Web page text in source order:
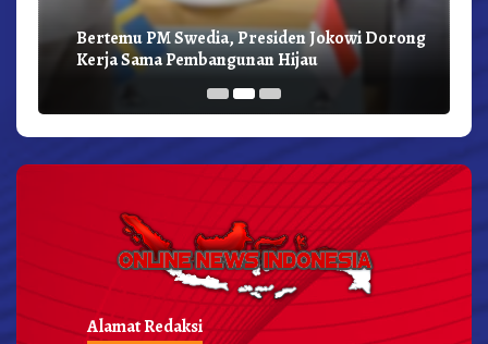
Bertemu PM Swedia, Presiden Jokowi Dorong
Kerja Sama Pembangunan Hijau
Alamat Redaksi